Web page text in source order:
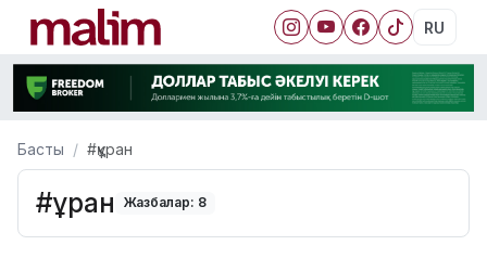
RU
Басты #құран
#құран Жазбалар: 8